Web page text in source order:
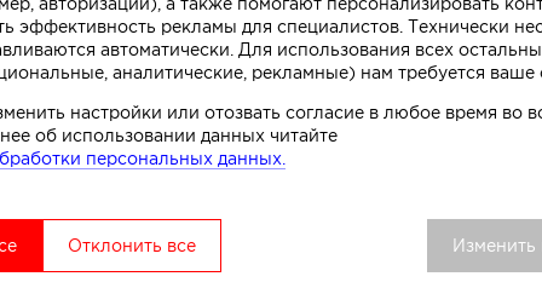
символизирующих систему охлаждения в автоматах
точки выделяется среди других объектов
сосредоточить внимание покупателей как на
процессе, в основе которого перемешивание слоев
рассказывают авторы этого небольшого
эффективность рекламы для специалистов. Технически
автоматически. Для использования всех
аналитические, рекламные) нам требуется ваше
настройки или отозвать согласие в любое время во
об использовании данных читайте
персональных данных.
Отклонить все Изменить